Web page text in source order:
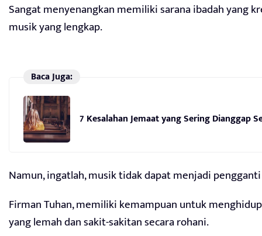
Sangat menyenangkan memiliki sarana ibadah yang
musik yang lengkap.
Baca Juga:
7 Kesalahan Jemaat yang Sering Dianggap
Namun, ingatlah, musik tidak dapat menjadi
Firman Tuhan, memiliki kemampuan untuk
yang lemah dan sakit-sakitan secara rohani.